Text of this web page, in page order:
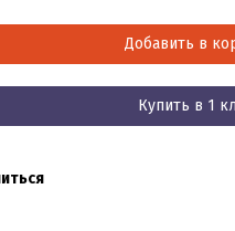
Добавить в
Купить в 1